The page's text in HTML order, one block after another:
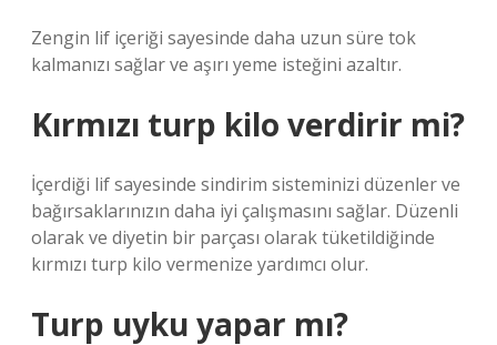
Zengin lif içeriği sayesinde daha uzun süre tok
kalmanızı sağlar ve aşırı yeme isteğini azaltır.
Kırmızı turp kilo verdirir mi?
İçerdiği lif sayesinde sindirim sisteminizi düzenler ve
bağırsaklarınızın daha iyi çalışmasını sağlar. Düzenli
olarak ve diyetin bir parçası olarak tüketildiğinde
kırmızı turp kilo vermenize yardımcı olur.
Turp uyku yapar mı?